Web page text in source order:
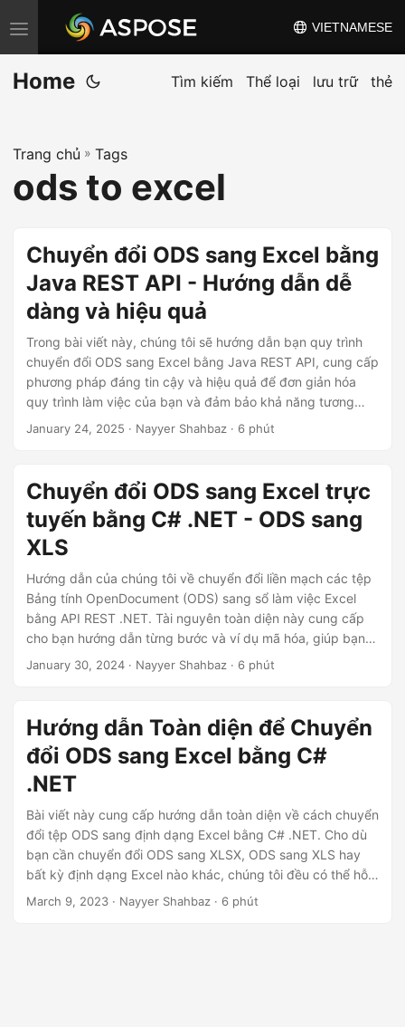
C
h
u
n
đ
u
h
ư
ớ
n
VIETNAMESE
Home Tìm kiếm Thể loại lưu trữ thẻ
Trang chủ » Tags
ods to excel
Chuyển đổi ODS sang Excel bằng
Java REST API - Hướng dẫn dễ
dàng và hiệu quả
Trong bài viết này, chúng tôi sẽ hướng dẫn bạn quy trình
chuyển đổi ODS sang Excel bằng Java REST API, cung cấp
phương pháp đáng tin cậy và hiệu quả để đơn giản hóa
quy trình làm việc của bạn và đảm bảo khả năng tương
thích.
January 24, 2025 · Nayyer Shahbaz · 6 phút
Chuyển đổi ODS sang Excel trực
tuyến bằng C# .NET - ODS sang
XLS
Hướng dẫn của chúng tôi về chuyển đổi liền mạch các tệp
Bảng tính OpenDocument (ODS) sang sổ làm việc Excel
bằng API REST .NET. Tài nguyên toàn diện này cung cấp
cho bạn hướng dẫn từng bước và ví dụ mã hóa, giúp bạn
dễ dàng tích hợp chuyển đổi ODS sang Excel vào ứng
January 30, 2024 · Nayyer Shahbaz · 6 phút
Hướng dẫn Toàn diện để Chuyển
đổi ODS sang Excel bằng C#
.NET
Bài viết này cung cấp hướng dẫn toàn diện về cách chuyển
đổi tệp ODS sang định dạng Excel bằng C# .NET. Cho dù
bạn cần chuyển đổi ODS sang XLSX, ODS sang XLS hay
bất kỳ định dạng Excel nào khác, chúng tôi đều có thể hỗ
trợ bạn. Hướng dẫn từng bước của chúng tôi và công cụ
March 9, 2023 · Nayyer Shahbaz · 6 phút